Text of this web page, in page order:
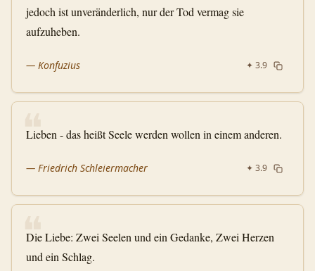
jedoch ist unveränderlich, nur der Tod vermag sie
aufzuheben.
— Konfuzius ✦ 3.9
❝
Lieben - das heißt Seele werden wollen in einem anderen.
— Friedrich Schleiermacher ✦ 3.9
❝
Die Liebe: Zwei Seelen und ein Gedanke, Zwei Herzen
und ein Schlag.